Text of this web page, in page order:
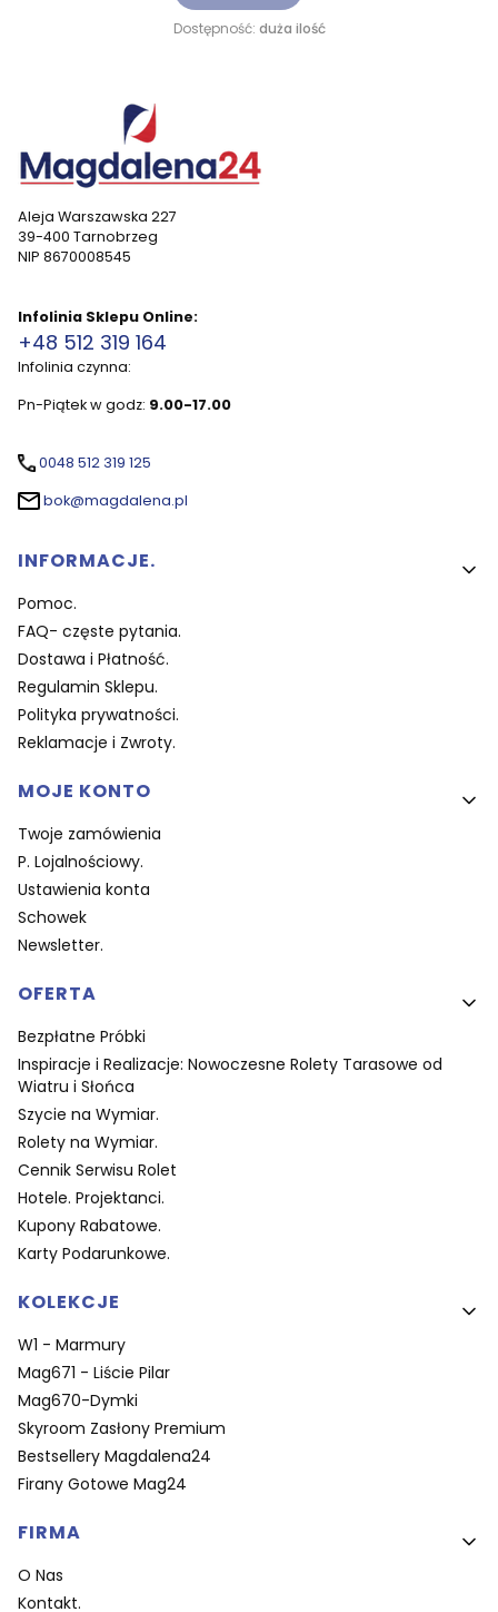
Dostępność: duża ilość
Aleja Warszawska 227
39-400 Tarnobrzeg
NIP 8670008545
Infolinia Sklepu Online:
+48 512 319 164
Infolinia czynna:
Pn-Piątek w godz: 9.00-17.00
0048 512 319 125
bok@magdalena.pl
Linki w stopce
INFORMACJE.
Pomoc.
FAQ- częste pytania.
Dostawa i Płatność.
Regulamin Sklepu.
Polityka prywatności.
Reklamacje i Zwroty.
MOJE KONTO
Twoje zamówienia
P. Lojalnościowy.
Ustawienia konta
Schowek
Newsletter.
OFERTA
Bezpłatne Próbki
Inspiracje i Realizacje: Nowoczesne Rolety Tarasowe od
Wiatru i Słońca
Szycie na Wymiar.
Rolety na Wymiar.
Cennik Serwisu Rolet
Hotele. Projektanci.
Kupony Rabatowe.
Karty Podarunkowe.
KOLEKCJE
W1 - Marmury
Mag671 - Liście Pilar
Mag670-Dymki
Skyroom Zasłony Premium
Bestsellery Magdalena24
Firany Gotowe Mag24
FIRMA
O Nas
Kontakt.